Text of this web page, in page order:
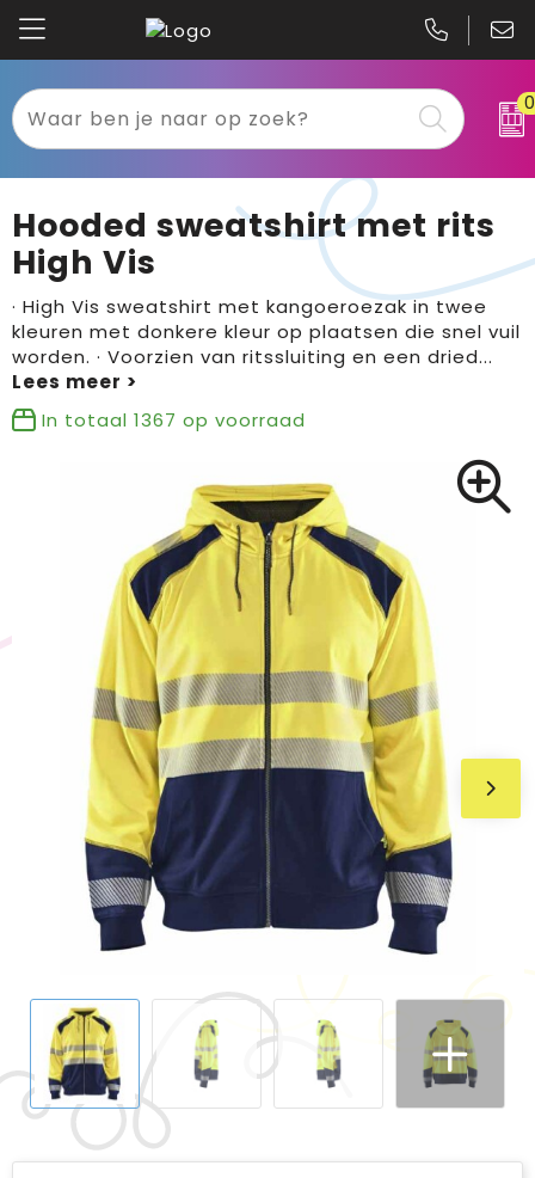
0
Textiel
Werkkleding
Sport
Tassen
Bloemen, planten en bomen
Binnenreclame
Drukwerk
Brievenbuspakketten
Kariban
B&C
Gildan
Clique
Printer
Hooded sweatshirt met rits
High Vis
· High Vis sweatshirt met kangoeroezak in twee
kleuren met donkere kleur op plaatsen die snel vuil
worden. · Voorzien van ritssluiting en een dried...
In totaal 1367 op voorraad